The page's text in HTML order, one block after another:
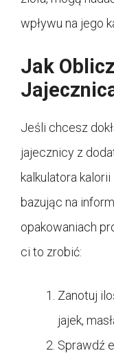
wpływu na jego
Jak
Jeśli chcesz
jajecznicy z
kalkulatora
bazując na
opakowaniach
ci to zrobić:
Zanotuj
jajek,
Sprawdź